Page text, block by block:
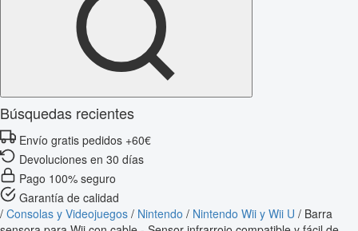
Búsquedas recientes
Envío gratis pedidos +60€
Devoluciones en 30 días
Pago 100% seguro
Garantía de calidad
/ Consolas y Videojuegos / Nintendo / Nintendo Wii y Wii U / Barra